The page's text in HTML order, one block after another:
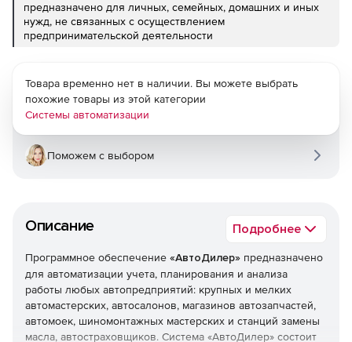
предназначено для личных, семейных, домашних и иных
нужд, не связанных с осуществлением
предпринимательской деятельности
Описание Подробнее
Программное обеспечение «АвтоДилер» предназначено
для автоматизации учета, планирования и анализа
работы любых автопредприятий: крупных и мелких
автомастерских, автосалонов, магазинов автозапчастей,
автомоек, шиномонтажных мастерских и станций замены
масла, автостраховщиков. Система «АвтоДилер» состоит
Товара временно нет в наличии. Вы можете выбрать
похожие товары из этой категории
Системы автоматизации
Поможем с выбором